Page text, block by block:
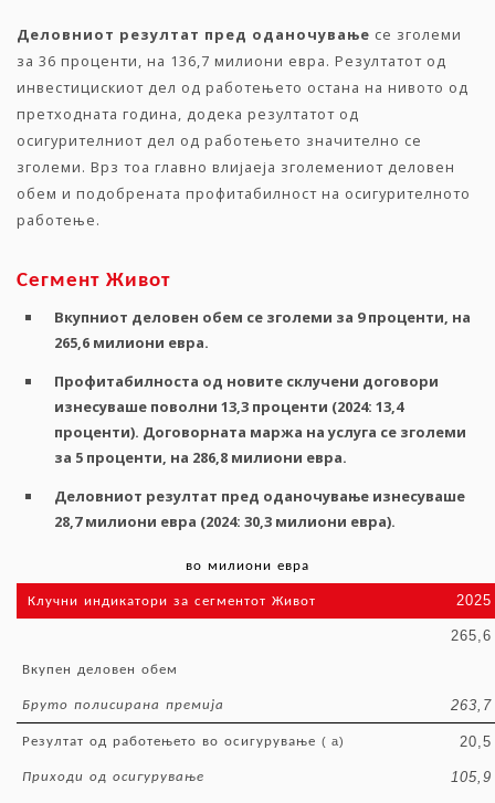
Деловниот резултат пред оданочување се зголеми
за 36 проценти, на 136,7 милиони евра. Резултатот од
инвестицискиот дел од работењето остана на нивото од
претходната година, додека резултатот од
осигурителниот дел од работењето значително се
зголеми. Врз тоа главно влијаеја зголемениот деловен
обем и подобрената профитабилност на осигурителното
работење.
Сегмент Живот
Вкупниот деловен обем се зголеми за 9проценти, на
265,6 милиони евра.
Профитабилноста од новите склучени договори
изнесуваше поволни 13,3 проценти (2024: 13,4
проценти). Договорната маржа на услуга се зголеми
за 5 проценти, на 286,8 милиони евра.
Деловниот резултат пред оданочување изнесуваше
28,7милиони евра (2024: 30,3 милиони евра).
во милиони евра
Клучни индикатори за сегментот Живот 2025
Вкупен деловен обем
265,6
Бруто полисирана премија 263,7
Резултат од работењето во осигурување ( a) 20,5
Приходи од осигурување 105,9